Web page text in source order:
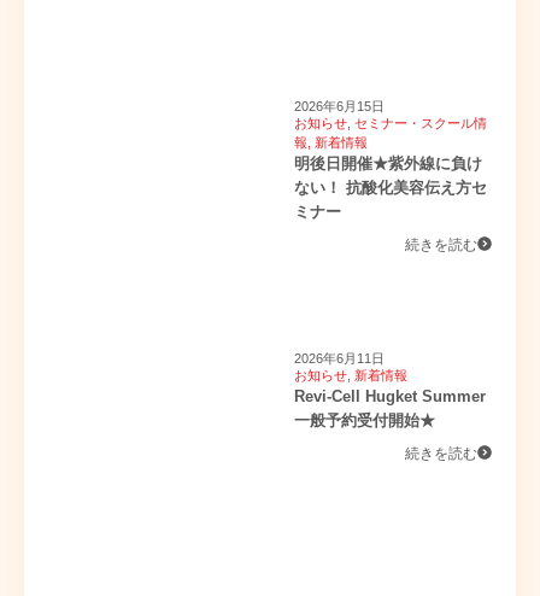
2026年6月15日
お知らせ セミナー・スクール情
報
新着情報
明後日開催★紫外線に負け
ない！ 抗酸化美容伝え方セ
ミナー
続きを読む
2026年6月11日
お知らせ 新着情報
Revi-Cell Hugket Summer
一般予約受付開始★
続きを読む